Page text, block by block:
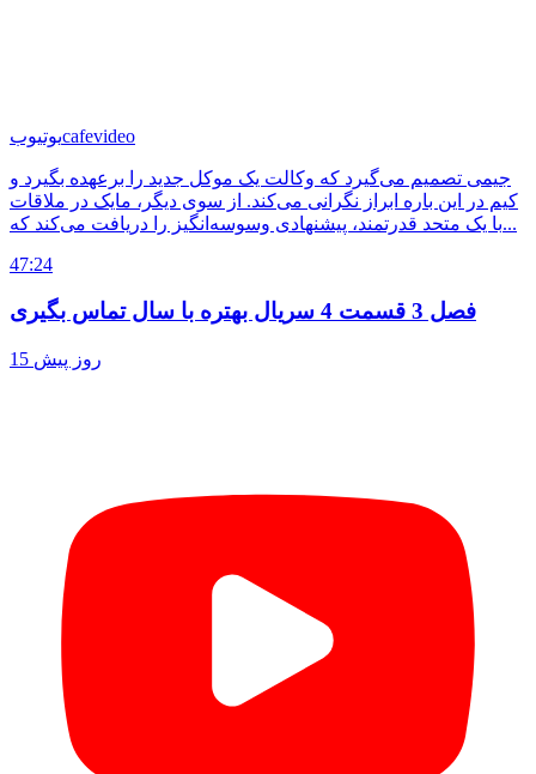
یوتیوبcafevideo
جیمی تصمیم می‌گیرد که وکالت یک موکل جدید را برعهده بگیرد و
کیم در این باره ابراز نگرانی می‌کند. از سوی دیگر، مایک در ملاقات
با یک متحد قدرتمند، پیشنهادی وسوسه‌انگیز را دریافت می‌کند که...
47:24
فصل 3 قسمت 4 سریال بهتره با سال تماس بگیری
15 روز پیش